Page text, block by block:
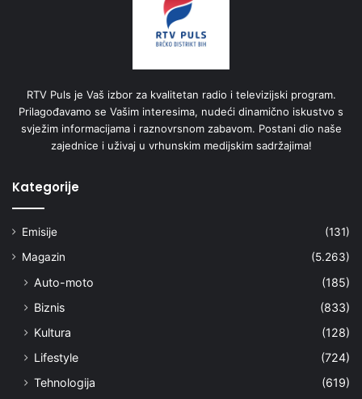
RTV Puls je Vaš izbor za kvalitetan radio i televizijski program.
Prilagođavamo se Vašim interesima, nudeći dinamično iskustvo s
svježim informacijama i raznovrsnom zabavom. Postani dio naše
zajednice i uživaj u vrhunskim medijskim sadržajima!
Kategorije
Emisije
(131)
Magazin
(5.263)
Auto-moto
(185)
Biznis
(833)
Kultura
(128)
Lifestyle
(724)
Tehnologija
(619)